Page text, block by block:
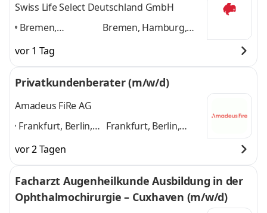
Swiss Life Select Deutschland GmbH
Bremen,
Hannover,
Münster, Herford,
Stuttgart,
Bremen, Hamburg,
4 weitere
vor 1 Tag
Privatkundenberater (m/w/d)
Amadeus FiRe AG
Frankfurt, Berlin,
Düsseldorf, Köln,
Hamburg,
München,
Mannheim,
Frankfurt, Berlin,
München, Mannheim,
Nürnberg, Bremen,
Bonnund 9 weitere
vor 2 Tagen
Facharzt Augenheilkunde Ausbildung in der
Ophthalmochirurgie – Cuxhaven (m/w/d)